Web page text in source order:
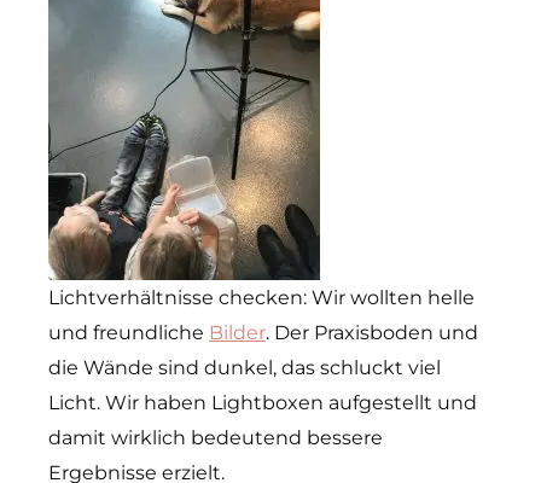
Lichtverhältnisse checken: Wir wollten helle
und freundliche Bilder. Der Praxisboden und
die Wände sind dunkel, das schluckt viel
Licht. Wir haben Lightboxen aufgestellt und
damit wirklich bedeutend bessere
Ergebnisse erzielt.